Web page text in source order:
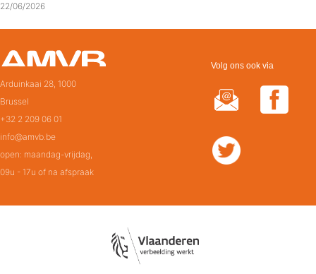
22/06/2026
Arduinkaai 28, 1000
Brussel
+32 2 209 06 01
info@amvb.be
open: maandag-vrijdag,
09u - 17u of na afspraak
Volg ons ook via